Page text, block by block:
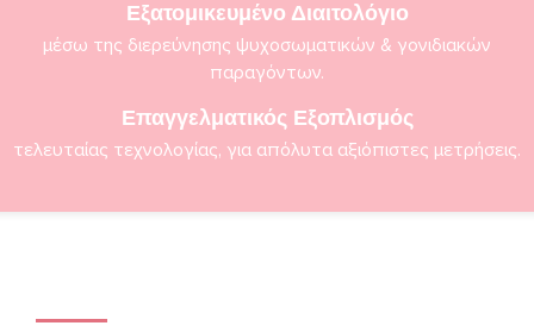
Εξατομικευμένο Διαιτολόγιο
μέσω της διερεύνησης ψυχοσωματικών & γονιδιακών
παραγόντων.
Επαγγελματικός Εξοπλισμός
τελευταίας τεχνολογίας, για απόλυτα αξιόπιστες μετρήσεις.